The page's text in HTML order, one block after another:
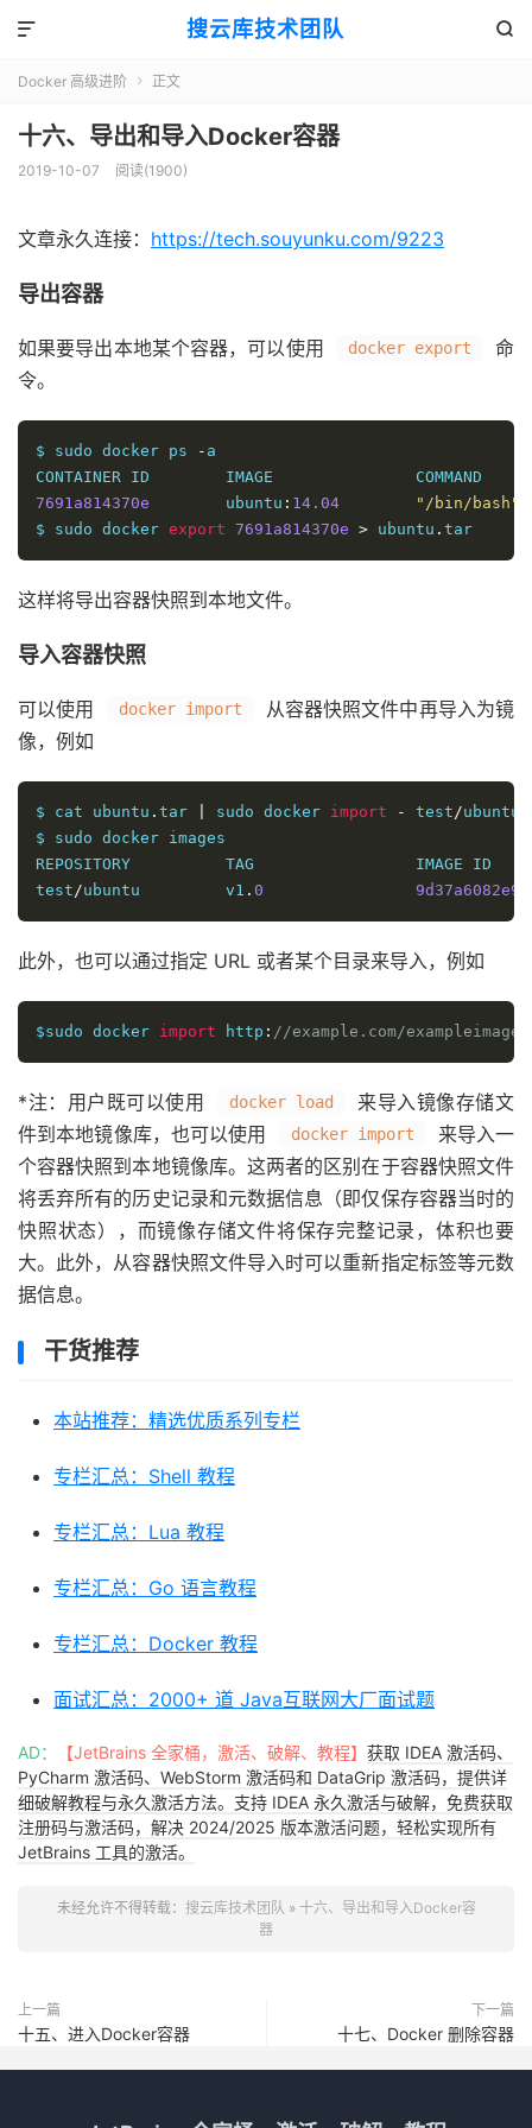
搜云库技术团队 

Docker 高级进阶  正文
十六、导出和导入Docker容器
2019-10-07 阅读(1900)
文章永久连接： https://tech.souyunku.com/9223
导出容器
如果要导出本地某个容器，可以使用 docker export
命
令。
$ sudo docker ps - a
7691a814370e
        ubuntu
: 14.04
"/bin/bash"
$ sudo docker export 7691a814370e > ubuntu . tar
这样将导出容器快照到本地文件。
导入容器快照
可以使用 docker import
从容器快照文件中再导入为镜
像，例如
$ cat ubuntu . tar sudo docker import - test/ubuntu
$ sudo docker images
REPOSITORY          TAG                 IMAGE ID
test/ubuntu         v1 . 0 9d37a6082e97
此外，也可以通过指定 URL 或者某个目录来导入，例如
$sudo docker import http : //example.com/
*注：用户既可以使用 docker load
来导入镜像存储文
件到本地镜像库，也可以使用
docker import
来导入一
个容器快照到本地镜像库。这两者的区别在于容器快照文件
将丢弃所有的历史记录和元数据信息（即仅保存容器当时的
快照状态），而镜像存储文件将保存完整记录，体积也要
大。此外，从容器快照文件导入时可以重新指定标签等元数
据信息。
干货推荐
本站推荐：精选优质系列专栏
专栏汇总：Shell 教程
专栏汇总：Lua 教程
专栏汇总：Go 语言教程
专栏汇总：Docker 教程
面试汇总：2000+ 道 Java互联网大厂面试题
AD： 【JetBrains 全家桶，激活、破解、教程】 获取 IDEA 激活码、
PyCharm 激活码、WebStorm 激活码和 DataGrip 激活码，提供详
细破解教程与永久激活方法。支持 IDEA 永久激活与破解，免费获取
注册码与激活码，解决 2024/2025 版本激活问题，轻松实现所有
JetBrains 工具的激活。
未经允许不得转载： 搜云库技术团队 » 十六、导出和导入Docker容
器
上一篇
十五、进入Docker容器
下一篇
十七、Docker 删除容器